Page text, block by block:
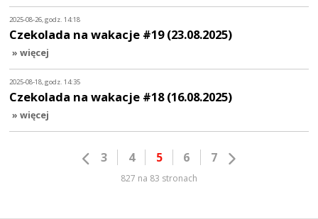
2025-08-26, godz. 14:18
Czekolada na wakacje #19 (23.08.2025)
» więcej
2025-08-18, godz. 14:35
Czekolada na wakacje #18 (16.08.2025)
» więcej
3 4 5 6 7
827 na 83 stronach